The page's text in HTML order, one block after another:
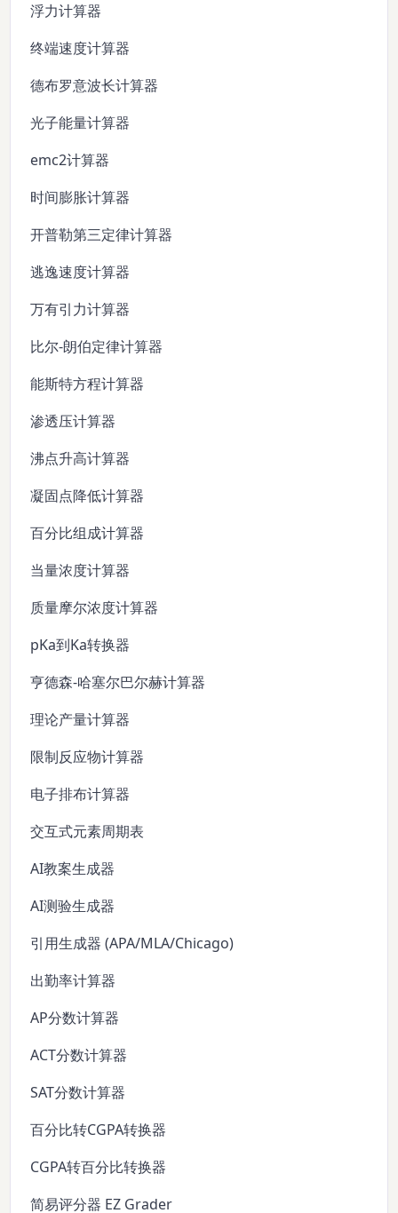
浮力计算器
终端速度计算器
德布罗意波长计算器
光子能量计算器
emc2计算器
时间膨胀计算器
开普勒第三定律计算器
逃逸速度计算器
万有引力计算器
比尔-朗伯定律计算器
能斯特方程计算器
渗透压计算器
沸点升高计算器
凝固点降低计算器
百分比组成计算器
当量浓度计算器
质量摩尔浓度计算器
pKa到Ka转换器
亨德森-哈塞尔巴尔赫计算器
理论产量计算器
限制反应物计算器
电子排布计算器
交互式元素周期表
AI教案生成器
AI测验生成器
引用生成器 (APA/MLA/Chicago)
出勤率计算器
AP分数计算器
ACT分数计算器
SAT分数计算器
百分比转CGPA转换器
CGPA转百分比转换器
简易评分器 EZ Grader